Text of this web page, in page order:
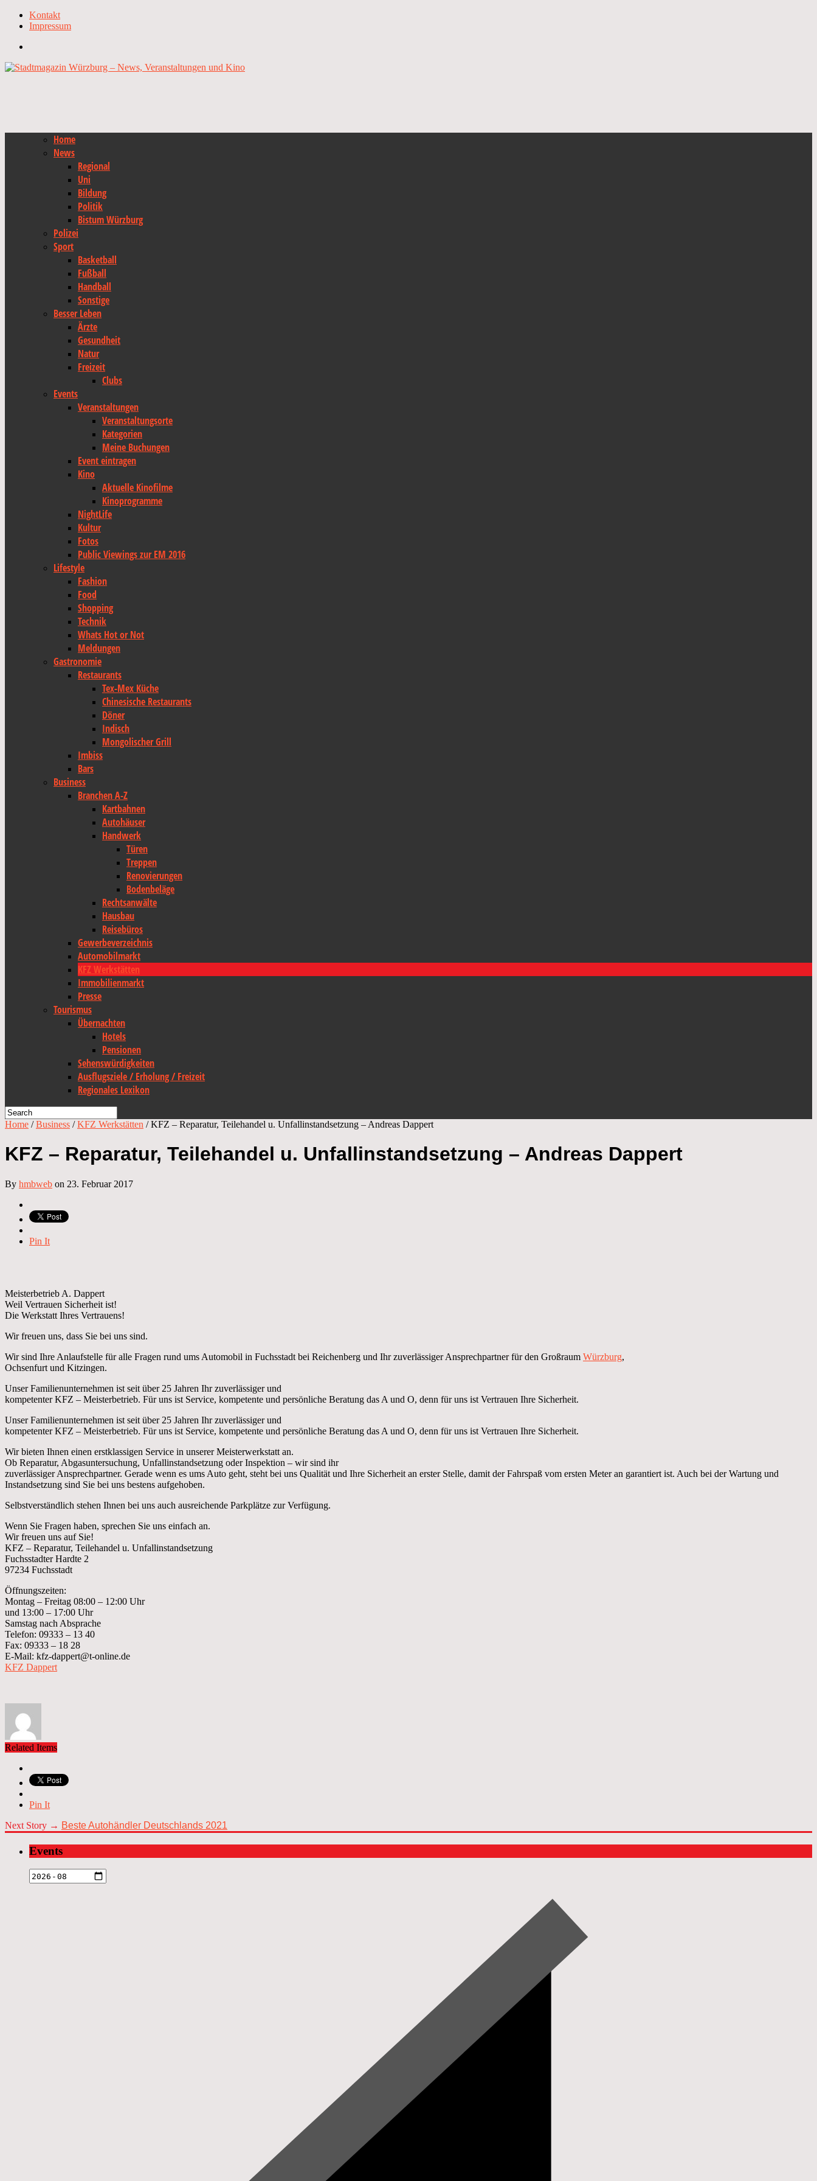
Kontakt
Impressum
Home
News
Regional
Uni
Bildung
Politik
Bistum Würzburg
Polizei
Sport
Basketball
Fußball
Handball
Sonstige
Besser Leben
Ärzte
Gesundheit
Natur
Freizeit
Clubs
Events
Veranstaltungen
Veranstaltungsorte
Kategorien
Meine Buchungen
Event eintragen
Kino
Aktuelle Kinofilme
Kinoprogramme
NightLife
Kultur
Fotos
Public Viewings zur EM 2016
Lifestyle
Fashion
Food
Shopping
Technik
Whats Hot or Not
Meldungen
Gastronomie
Restaurants
Tex-Mex Küche
Chinesische Restaurants
Döner
Indisch
Mongolischer Grill
Imbiss
Bars
Business
Branchen A-Z
Kartbahnen
Autohäuser
Handwerk
Türen
Treppen
Renovierungen
Bodenbeläge
Rechtsanwälte
Hausbau
Reisebüros
Gewerbeverzeichnis
Automobilmarkt
KFZ Werkstätten
Immobilienmarkt
Presse
Tourismus
Übernachten
Hotels
Pensionen
Sehenswürdigkeiten
Ausflugsziele / Erholung / Freizeit
Regionales Lexikon
Home /Business /KFZ Werkstätten /KFZ – Reparatur, Teilehandel u. Unfallinstandsetzung – Andreas Dappert
KFZ – Reparatur, Teilehandel u. Unfallinstandsetzung – Andreas Dappert
By hmbweb on 23. Februar 2017
Pin It
Meisterbetrieb A. Dappert
Weil Vertrauen Sicherheit ist!
Die Werkstatt Ihres Vertrauens!
Wir freuen uns, dass Sie bei uns sind.
Wir sind Ihre Anlaufstelle für alle Fragen rund ums Automobil in Fuchsstadt bei Reichenberg und Ihr zuverlässiger Ansprechpartner für den Großraum Würzburg,
Ochsenfurt und Kitzingen.
Unser Familienunternehmen ist seit über 25 Jahren Ihr zuverlässiger und
kompetenter KFZ – Meisterbetrieb. Für uns ist Service, kompetente und persönliche Beratung das A und O, denn für uns ist Vertrauen Ihre Sicherheit.
Unser Familienunternehmen ist seit über 25 Jahren Ihr zuverlässiger und
kompetenter KFZ – Meisterbetrieb. Für uns ist Service, kompetente und persönliche Beratung das A und O, denn für uns ist Vertrauen Ihre Sicherheit.
Wir bieten Ihnen einen erstklassigen Service in unserer Meisterwerkstatt an.
Ob Reparatur, Abgasuntersuchung, Unfallinstandsetzung oder Inspektion – wir sind ihr
zuverlässiger Ansprechpartner. Gerade wenn es ums Auto geht, steht bei uns Qualität und Ihre Sicherheit an erster Stelle, damit der Fahrspaß vom ersten Meter an garantiert ist. Auch bei der Wartung und
Instandsetzung sind Sie bei uns bestens aufgehoben.
Selbstverständlich stehen Ihnen bei uns auch ausreichende Parkplätze zur Verfügung.
Wenn Sie Fragen haben, sprechen Sie uns einfach an.
Wir freuen uns auf Sie!
KFZ – Reparatur, Teilehandel u. Unfallinstandsetzung
Fuchsstadter Hardte 2
97234 Fuchsstadt
Öffnungszeiten:
Montag – Freitag 08:00 – 12:00 Uhr
und 13:00 – 17:00 Uhr
Samstag nach Absprache
Telefon: 09333 – 13 40
Fax: 09333 – 18 28
E-Mail: kfz-dappert@t-online.de
KFZ Dappert
Related Items
Pin It
Next Story → Beste Autohändler Deutschlands 2021
Events